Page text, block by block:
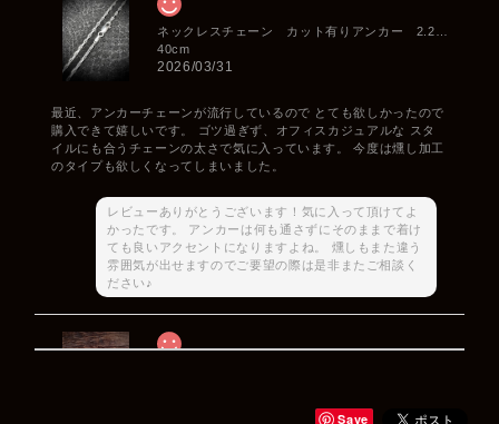
40cm
2026/03/31
最近、アンカーチェーンが流行しているので とても欲しかったので
購入できて嬉しいです。 ゴツ過ぎず、オフィスカジュアルな スタ
イルにも合うチェーンの太さで気に入っています。 今度は燻し加工
のタイプも欲しくなってしまいました。
レビューありがとうございます！気に入って頂けてよ
かったです。 アンカーは何も通さずにそのままで着け
ても良いアクセントになりますよね。 燻しもまた違う
雰囲気が出せますのでご要望の際は是非またご相談く
ださい♪
Save